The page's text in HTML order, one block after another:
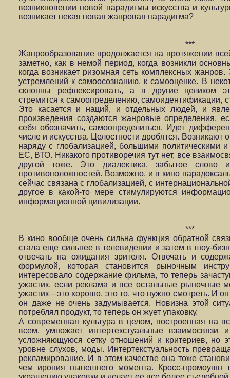
возникновении новой парадигмы искусства и
возникает некая новая жанровая парадигма?
***
Жанрообразование продолжается на протяжении
заметно, как в немой период, когда возникли
когда возникает ризомная сеть комплексных
устремлений к самоосознанию, к самооценке. В
склонны рефлексировать, а в другие целиком
стремится к самоопределению, самоидентификации,
Это касается и наций, и отдельных людей, и
произведения создаются жанровые определения,
себя обозначить, самоопределиться. Идет
числе и искусства. Целостности дробятся. Возникают
наряду с глобализацией, большими политическими
ЕС, ВТО. Никакого противоречия тут нет, все
другой тоже. Это диалектика, забытое слово
противоположностей. Возможно, и в кино
сейчас связана с глобализацией, с
другое в какой-то мере стимулируются
информационной цивилизации.
***
В кино вообще очень сильна функция обратной
стала еще сильнее в телевидении и затем в шоу-
отвечать на ожидания зрителя. Отвечать и
формулой, которая становится рыночным
интересовало содержание фильма, то теперь
ужастик, если реклама и все остальные рыночные
ужастик—это хорошо, это то, что нужно смотреть. И
он даже не очень задумывается. Новизна этой
потреблял продукт, то теперь он жует упаковку.
А современная культура в целом, построенная на
всем, умножает интертекстуальные
усложняющуюся сетку отношений и критериев, но
уровне слухов, моды. Интертекстуальность
рекламирование. И в этом качестве она тоже
чем ирония нынешнего момента. Кросс-промоушн